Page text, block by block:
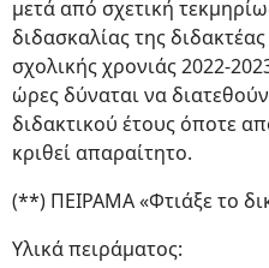
μετά από σχετική
διδασκαλίας της
σχολικής χρονιάς 2022-
ώρες δύναται να
διδακτικού έτους όποτε
κριθεί απαραίτητο.
(**) ΠΕΙΡΑΜΑ «Φτιάξε το
Υλικά πειράματος: